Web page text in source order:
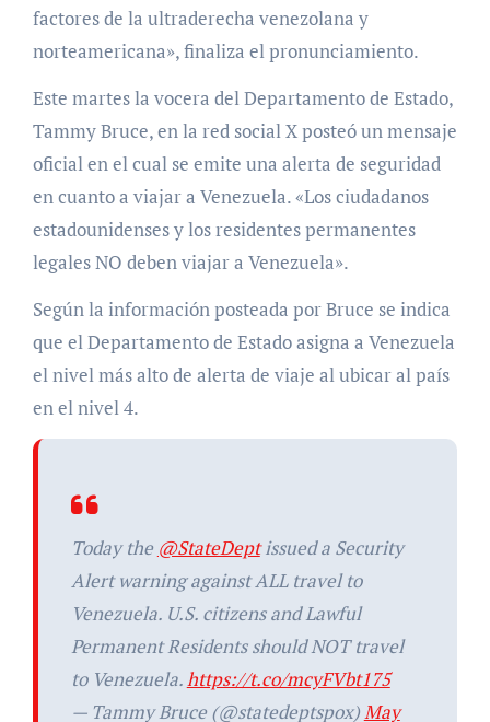
factores de la ultraderecha venezolana y
norteamericana», finaliza el pronunciamiento.
Este martes la vocera del Departamento de Estado,
Tammy Bruce, en la red social X posteó un mensaje
oficial en el cual se emite una alerta de seguridad
en cuanto a viajar a Venezuela. «Los ciudadanos
estadounidenses y los residentes permanentes
legales NO deben viajar a Venezuela».
Según la información posteada por Bruce se indica
que el Departamento de Estado asigna a Venezuela
el nivel más alto de alerta de viaje al ubicar al país
en el nivel 4.
Today the @StateDeptissued a Security
Alert warning against ALL travel to
Venezuela. U.S. citizens and Lawful
Permanent Residents should NOT travel
to Venezuela.https://t.co/mcyFVbt175
— Tammy Bruce (@statedeptspox)May